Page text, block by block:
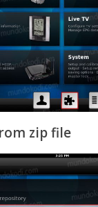
zip file